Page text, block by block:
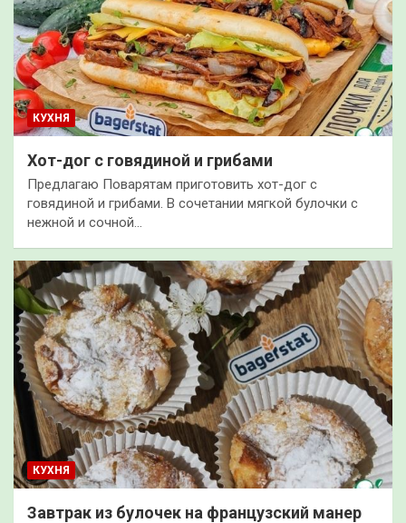
КУХНЯ
Хот-дог с говядиной и грибами
Предлагаю Поварятам приготовить хот-дог с
говядиной и грибами. В сочетании мягкой булочки с
нежной и сочной…
КУХНЯ
Завтрак из булочек на французский манер